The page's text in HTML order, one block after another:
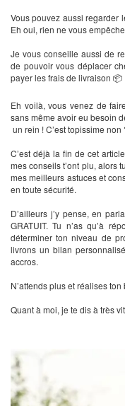
Vous pouvez aussi regarder
Eh oui, rien ne vous
Je vous conseille aussi de
de pouvoir vous déplacer
payer les frais de livraison 📦
Eh voilà, vous venez de
sans même avoir eu besoin
un rein ! C’est topissime non
C’est déjà la fin de cet
mes conseils t’ont plu, alors
mes meilleurs astuces et
en toute sécurité.
D’ailleurs j’y pense, en
GRATUIT. Tu n’as qu’à
déterminer ton niveau de
livrons un bilan
accros.
N’attends plus et réalises
Quant à moi, je te dis à très